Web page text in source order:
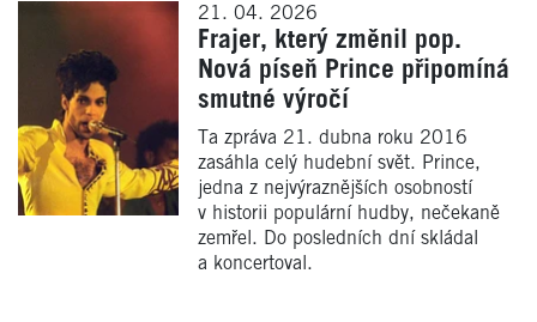
21. 04. 2026
Frajer, který změnil pop.
Nová píseň Prince připomíná
smutné výročí
Ta zpráva 21. dubna roku 2016
zasáhla celý hudební svět. Prince,
jedna z nejvýraznějších osobností
v historii populární hudby, nečekaně
zemřel. Do posledních dní skládal
a koncertoval.